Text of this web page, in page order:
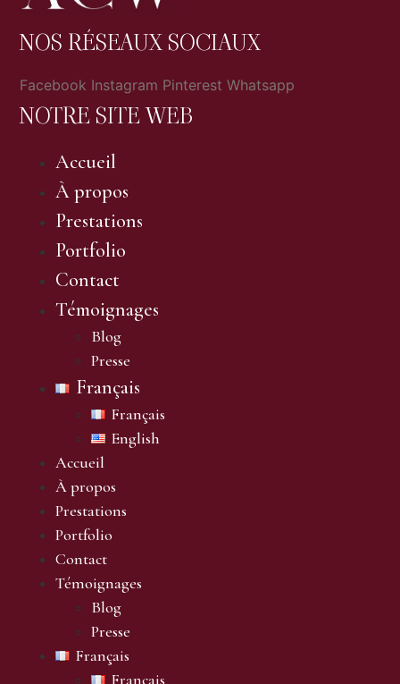
NOS RÉSEAUX SOCIAUX
Facebook Instagram Pinterest Whatsapp
NOTRE SITE WEB
Accueil
À propos
Prestations
Portfolio
Contact
Témoignages
Blog
Presse
Français
Français
English
Accueil
À propos
Prestations
Portfolio
Contact
Témoignages
Blog
Presse
Français
Français